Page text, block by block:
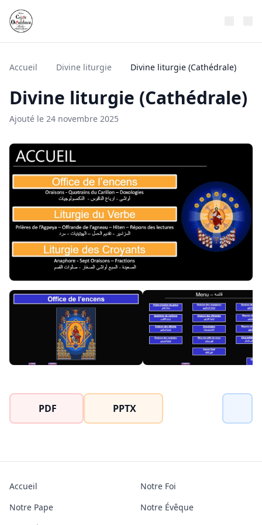
Accueil Divine liturgie Divine liturgie (Cathédrale)
Divine liturgie (Cathédrale)
Ajouté le 24 novembre 2025
PDF PPTX
Accueil
Notre Foi
Notre Pape
Notre Évêque